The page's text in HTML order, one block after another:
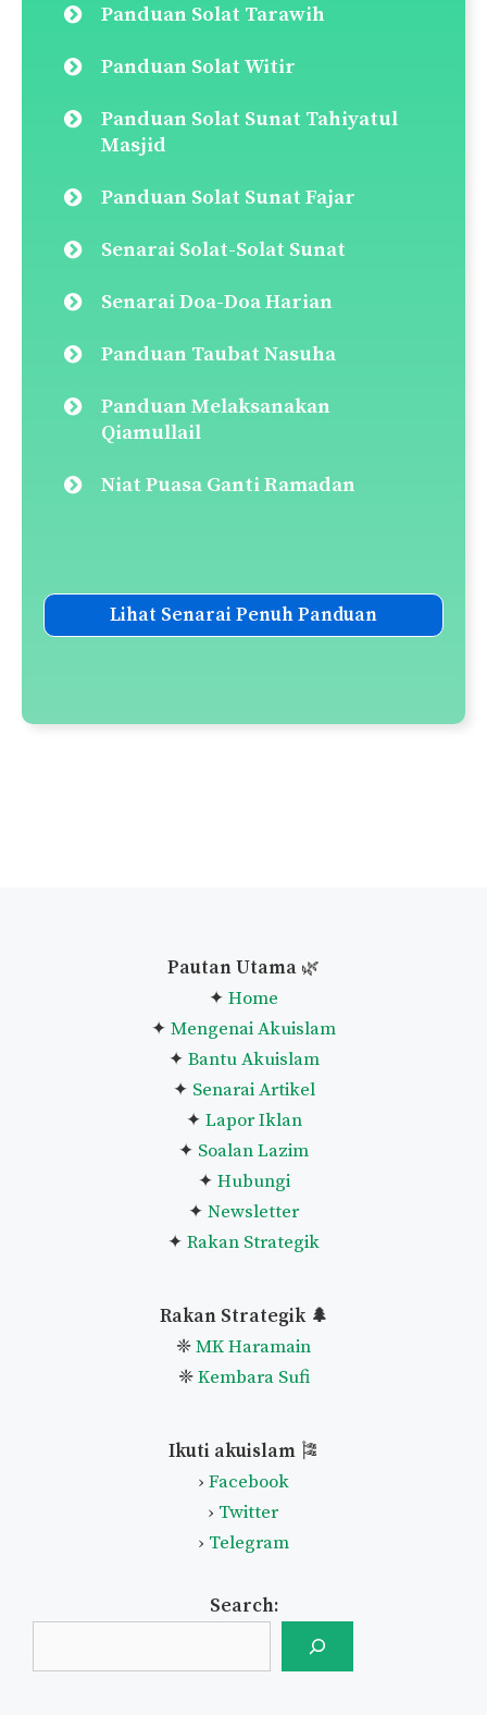
Panduan Solat Tarawih
Panduan Solat Witir
Panduan Solat Sunat Tahiyatul
Masjid
Panduan Solat Sunat Fajar
Senarai Solat-Solat Sunat
Senarai Doa-Doa Harian
Panduan Taubat Nasuha
Panduan Melaksanakan
Qiamullail
Niat Puasa Ganti Ramadan
Lihat Senarai Penuh Panduan
Pautan Utama 🌿
✦ Home
✦ Mengenai Akuislam
✦ Bantu Akuislam
✦ Senarai Artikel
✦ Lapor Iklan
✦ Soalan Lazim
✦ Hubungi
✦ Newsletter
✦ Rakan Strategik
Rakan Strategik 🌲
❈MK Haramain
❈Kembara Sufi
Ikuti akuislam 🎏
› Facebook
› Twitter
› Telegram
Search: